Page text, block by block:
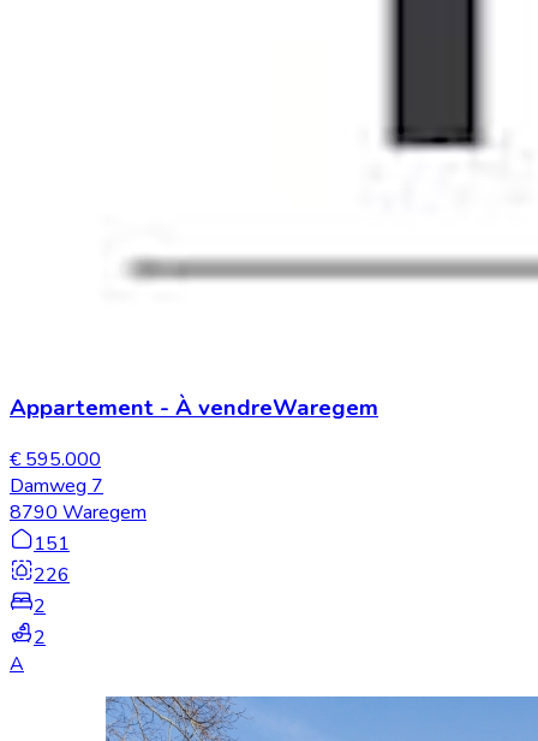
Appartement - À vendreWaregem
€ 595.000
Damweg 7
8790 Waregem
151
226
2
2
A